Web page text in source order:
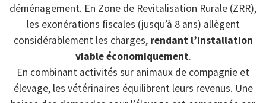
déménagement. En Zone de Revitalisation Rurale (ZRR),
les exonérations fiscales (jusqu’à 8 ans) allègent
considérablement les charges, rendant l’installation
viable économiquement.
En combinant activités sur animaux de compagnie et
élevage, les vétérinaires équilibrent leurs revenus. Une